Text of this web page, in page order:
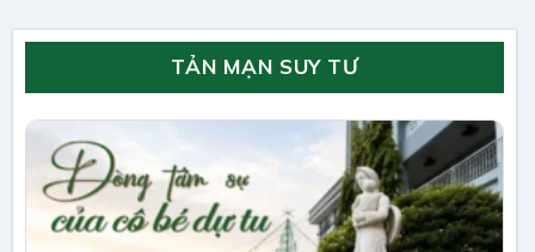
TẢN MẠN SUY TƯ